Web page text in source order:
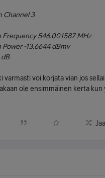
Channel 3
Frequency 546.001587 MHz
Power -13.6644 dBmv
dB
varmasti voi korjata vian jos
ole ensimmäinen kerta kun
Jaa